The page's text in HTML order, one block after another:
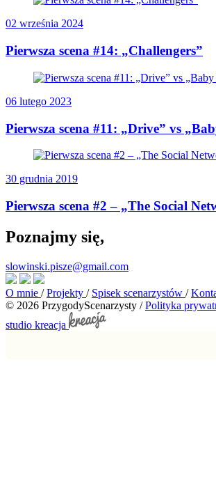
02 września 2024
Pierwsza scena #14: „Challengers”
06 lutego 2023
Pierwsza scena #11: „Drive” vs
30 grudnia 2019
Pierwsza scena #2 – „The Social
Poznajmy się,
slowinski.pisze@gmail.com
O mnie / Projekty / Spisek scenarzystów /
© 2026 PrzygodyScenarzysty / Polityka
studio kreacja